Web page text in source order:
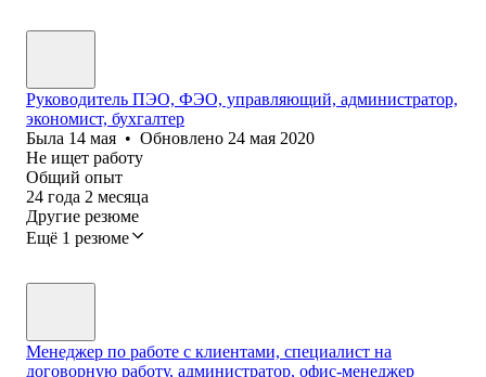
Руководитель ПЭО, ФЭО, управляющий, администратор,
экономист, бухгалтер
Была 14 мая • Обновлено 24 мая 2020
Не ищет работу
Общий опыт
24 года 2 месяца
Другие резюме
Ещё 1 резюме
Менеджер по работе с клиентами, специалист на
договорную работу, администратор, офис-менеджер